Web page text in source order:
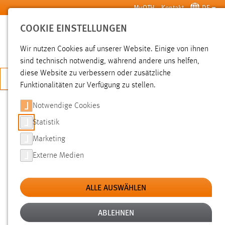
Zum Hauptinhalt springen MyOTH Kontakt DE
SUCHE
JETZT BEWERBEN
SUCHE
FILTER
Typ
Erstellungsdatum
COOKIE EINSTELLUNGEN
Wir nutzen Cookies auf unserer Website. Einige von ihnen
sind technisch notwendig, während andere uns helfen,
diese Website zu verbessern oder zusätzliche
Funktionalitäten zur Verfügung zu stellen.
Notwendige Cookies
Statistik
Marketing
Externe Medien
ALLE AUSWÄHLEN
ABLEHNEN